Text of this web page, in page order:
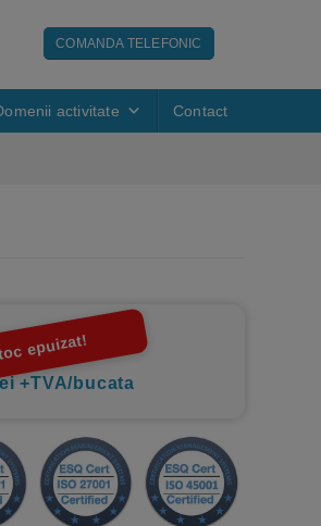
COMANDA TELEFONIC
activitate Contact
epuizat!
+TVA/bucata